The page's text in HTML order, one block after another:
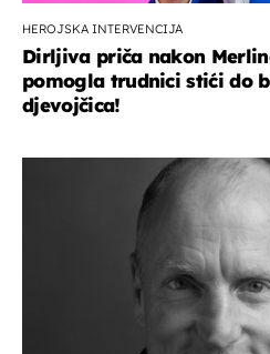
HEROJSKA INTERVENCIJA
Dirljiva priča nakon
pomogla trudnici stići do
djevojčica!